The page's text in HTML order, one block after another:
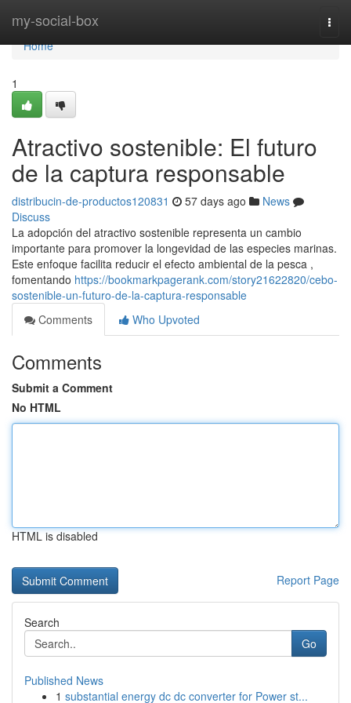
my-social-box
Home
Home
1
Atractivo sostenible: El futuro
de la captura responsable
distribucin-de-productos120831 57 days ago
News
Discuss
La adopción del atractivo sostenible representa un cambio
importante para promover la longevidad de las especies marinas.
Este enfoque facilita reducir el efecto ambiental de la pesca ,
fomentando https://bookmarkpagerank.com/story21622820/cebo-
sostenible-un-futuro-de-la-captura-responsable
Comments
Who Upvoted
Comments
Submit a Comment
No HTML
HTML is disabled
Report Page
Search
Go
Published News
1 substantial energy dc dc converter for Power st...